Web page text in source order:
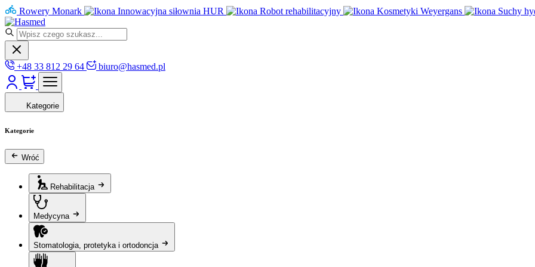
Rowery Monark Innowacyjna siłownia HUR Robot rehabilitacyjny Kosmetyki Weyergans Suchy
+48 33 812 29 64 biuro@hasmed.pl
Kategorie
Kategorie
Wróć
Rehabilitacja
Medycyna
Stomatologia, protetyka i ortodoncja